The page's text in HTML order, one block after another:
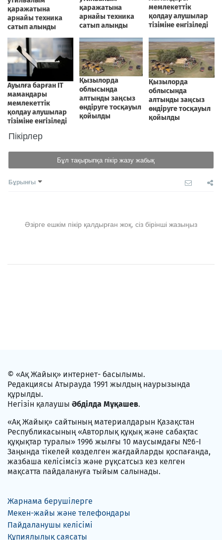
Пікірлер
Бұл тақырыпқа пікір жазу жабық
Бұрынғы
Әзірге ешкім пікір қалдырған жоқ, сіз бірінші жазыңыз
© «Ақ Жайық» интернет- басылымы.
Редакциясы Атырауда 1991 жылдың наурызында
құрылды.
Негізін қалаушы Әбділда Мұқашев.
«Ақ Жайық» сайтының материалдарын Қазақстан
Республикасының «Авторлық құқық және сабақтас
құқықтар туралы» 1996 жылғы 10 маусымдағы №6-I
Заңында тікелей көзделген жағдайларды қоспағанда,
жазбаша келісімсіз және рұқсатсыз кез келген
мақсатта пайдалануға тыйым салынады.
Жарнама берушілерге
Мекен-жайы және телефондары
Пайдаланушы келісімі
Құпиялылық саясаты